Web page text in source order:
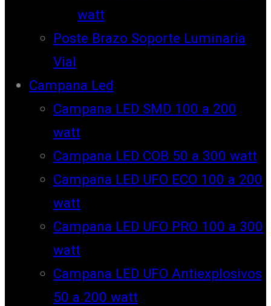
watt
Poste Brazo Soporte Luminaria
Vial
Campana Led
Campana LED SMD 100 a 200
watt
Campana LED COB 50 a 300 watt
Campana LED UFO ECO 100 a 200
watt
Campana LED UFO PRO 100 a 300
watt
Campana LED UFO Antiexplosivos
50 a 200 watt